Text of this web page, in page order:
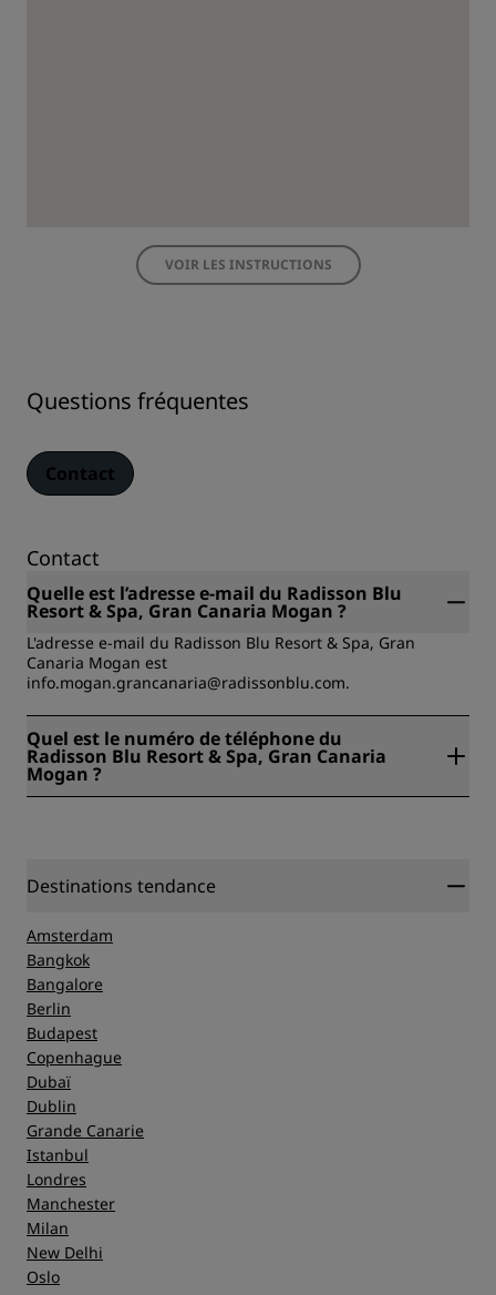
VOIR LES INSTRUCTIONS
Questions fréquentes
Contact
Contact
Quelle est l’adresse e-mail du Radisson Blu
Resort & Spa, Gran Canaria Mogan ?
L'adresse e-mail du Radisson Blu Resort & Spa, Gran
Canaria Mogan est
info.mogan.grancanaria@radissonblu.com.
Quel est le numéro de téléphone du
Radisson Blu Resort & Spa, Gran Canaria
Mogan ?
Destinations tendance
Amsterdam
Bangkok
Bangalore
Berlin
Budapest
Copenhague
Dubaï
Dublin
Grande Canarie
Istanbul
Londres
Manchester
Milan
New Delhi
Oslo